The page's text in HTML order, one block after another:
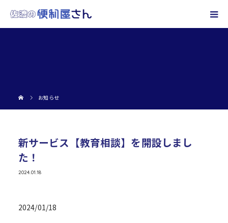
お知らせ
新サービス【教育相談】を開設しまし
た！
2024.01.18
2024/01/18